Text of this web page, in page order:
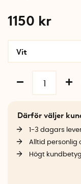
1150 kr
Vit
Därför väljer
1-3 dagars
Alltid personlig
Högt